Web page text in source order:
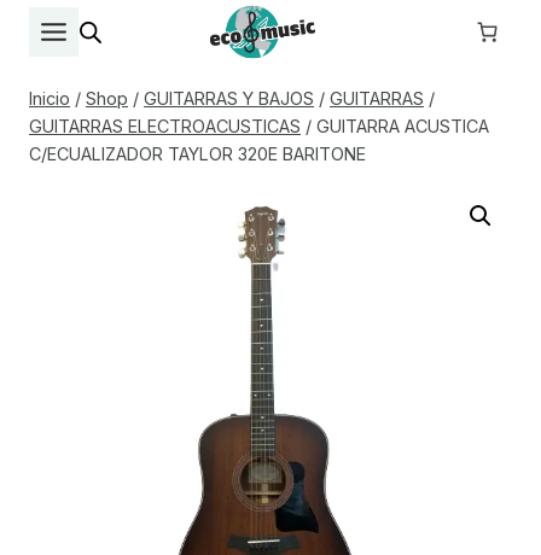
Inicio / Shop / GUITARRAS Y BAJOS / GUITARRAS /
GUITARRAS ELECTROACUSTICAS / GUITARRA ACUSTICA
C/ECUALIZADOR TAYLOR 320E BARITONE